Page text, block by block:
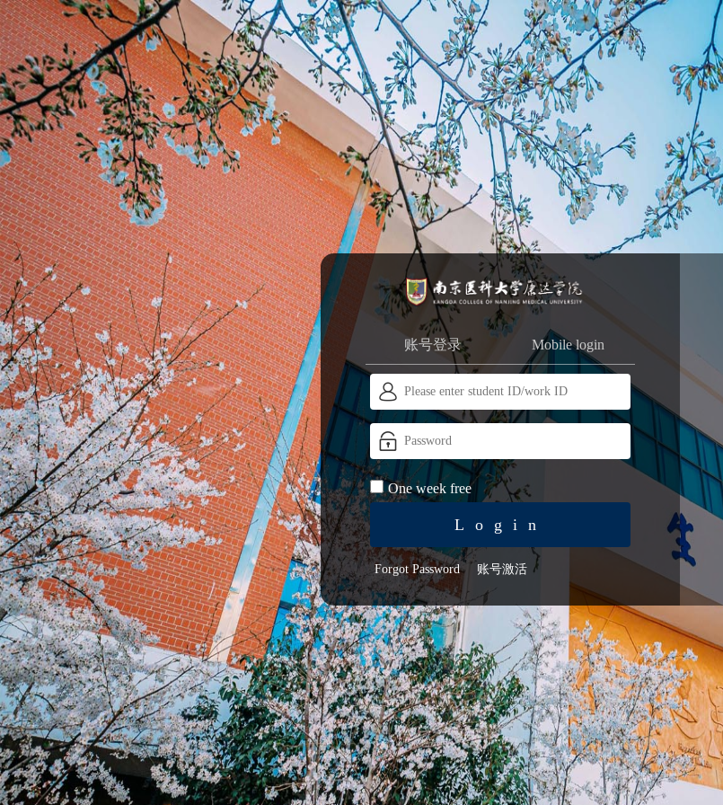
账号登录 Mobile login
One week free
Login
Forgot Password 账号激活